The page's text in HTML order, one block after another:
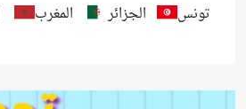
تونس
الجزائر المغرب